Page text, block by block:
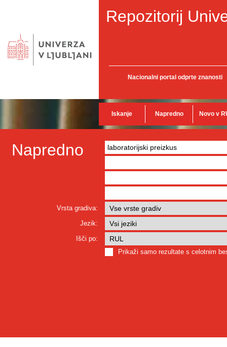
Repozitorij
Nacionalni portal odprte znanosti
Iskanje Napredno Novo v
Napredno
Vrsta gradiva:
Jezik:
Išči po:
Prikaži samo rezultate s celotnim